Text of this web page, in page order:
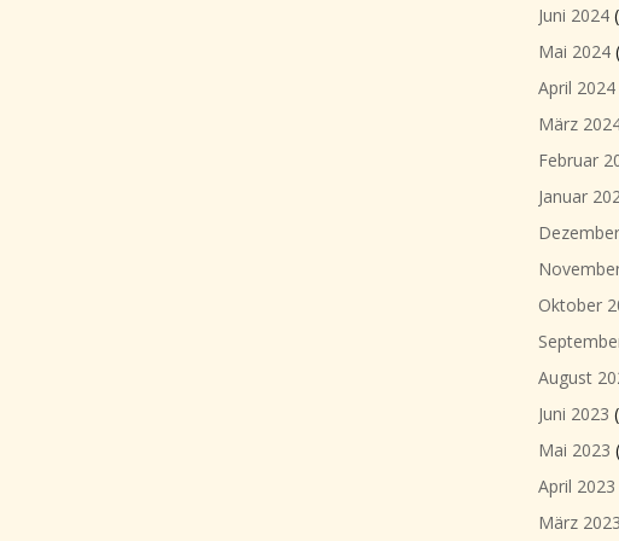
Juni 2024
Mai 2024
April 2024
März
Februar
Januar
Oktober
August
Juni 2023
Mai 2023
April 2023
März 2023